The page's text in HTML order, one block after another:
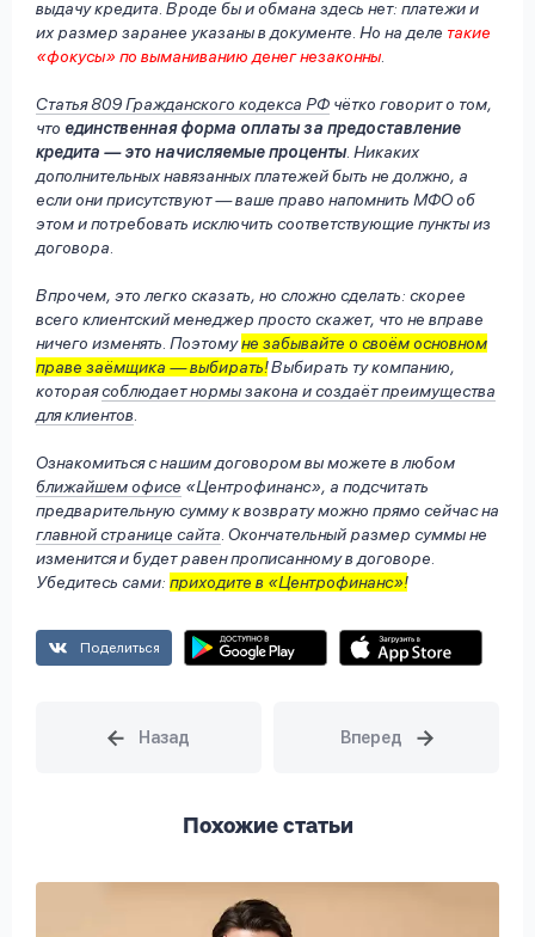
выдачу кредита. Вроде бы и обмана здесь нет: платежи и
их размер заранее указаны в документе. Но на деле такие
«фокусы» по выманиванию денег незаконны.
Статья 809 Гражданского кодекса РФ чётко говорит о том,
что единственная форма оплаты за предоставление
кредита — это начисляемые проценты. Никаких
дополнительных навязанных платежей быть не должно, а
если они присутствуют — ваше право напомнить МФО об
этом и потребовать исключить соответствующие пункты из
договора.
Впрочем, это легко сказать, но сложно сделать: скорее
всего клиентский менеджер просто скажет, что не вправе
ничего изменять. Поэтомуне забывайте о своём основном
праве заёмщика — выбирать!Выбирать ту компанию,
котораясоблюдает нормы закона и создаёт преимущества
для клиентов.
Ознакомиться с нашим договором вы можете в любом
ближайшем офисе «Центрофинанс», а подсчитать
предварительную сумму к возврату можно прямо сейчас на
главной странице сайта. Окончательный размер суммы не
изменится и будет равен прописанному в договоре.
Убедитесь сами: приходите в «Центрофинанс»!
Поделиться
Похожие статьи